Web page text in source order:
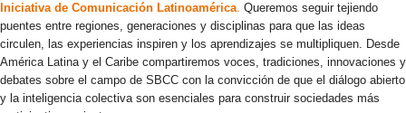
Iniciativa de Comunicación Latinoamérica. Queremos seguir tejiendo
puentes entre regiones, generaciones y disciplinas para que las ideas
circulen, las experiencias inspiren y los aprendizajes se multipliquen. Desde
América Latina y el Caribe compartiremos voces, tradiciones, innovaciones y
debates sobre el campo de SBCC con la convicción de que el diálogo abierto
y la inteligencia colectiva son esenciales para construir sociedades más